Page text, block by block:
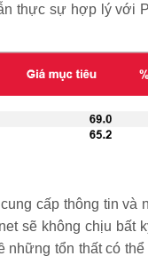
thực sự hợp lý với
cấp thông tin
sẽ không chịu bất
tổn thất có